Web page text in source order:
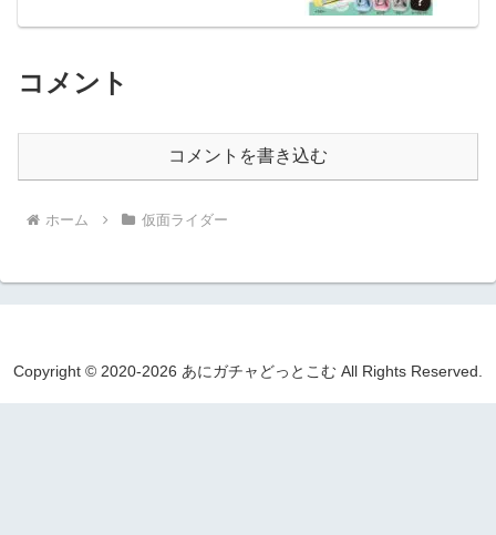
コメント
コメントを書き込む
ホーム 仮面ライダー
Copyright © 2020-2026 あにガチャどっとこむ All Rights Reserved.